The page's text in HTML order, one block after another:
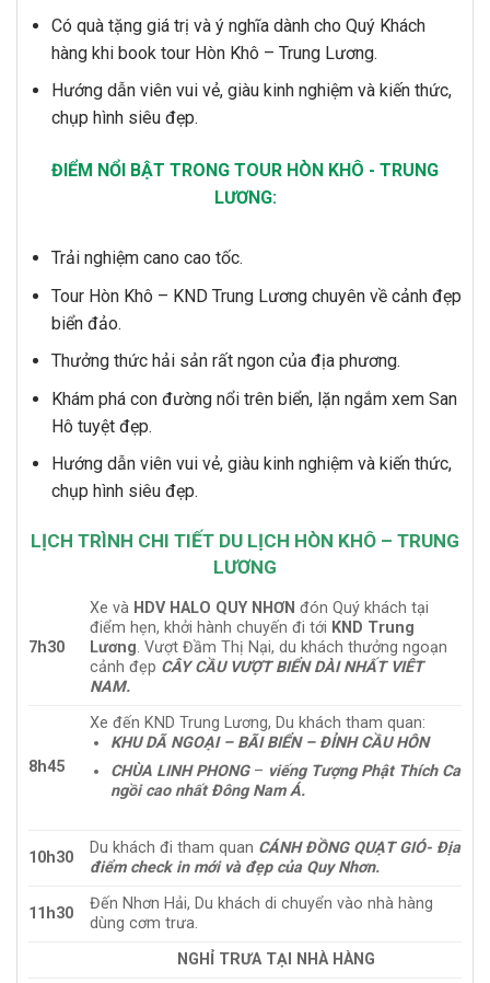
Có quà tặng giá trị và ý nghĩa dành cho Quý Khách
hàng khi book tour Hòn Khô – Trung Lương.
Hướng dẫn viên vui vẻ, giàu kinh nghiệm và kiến thức,
chụp hình siêu đẹp.
ĐIỂM NỔI BẬT TRONG TOUR HÒN KHÔ - TRUNG
LƯƠNG:
Trải nghiệm cano cao tốc.
Tour Hòn Khô – KND Trung Lương chuyên về cảnh đẹp
biển đảo.
Thưởng thức hải sản rất ngon của địa phương.
Khám phá con đường nổi trên biển, lặn ngắm xem San
Hô tuyệt đẹp.
Hướng dẫn viên vui vẻ, giàu kinh nghiệm và kiến thức,
chụp hình siêu đẹp.
LỊCH TRÌNH CHI TIẾT DU LỊCH HÒN KHÔ – TRUNG
LƯƠNG
7h30
Xe và HDV HALO QUY NHƠN đón Quý khách tại
điểm hẹn, khởi hành chuyến đi tới KND Trung
Lương. Vượt Đầm Thị Nại, du khách thưởng ngoạn
cảnh đẹp CÂY CẦU VƯỢT BIỂN DÀI NHẤT VIÊT
NAM.
8h45
Xe đến KND Trung Lương, Du khách tham quan:
KHU DÃ NGOẠI – BÃI BIỂN – ĐỈNH CẦU HÔN
CHÙA LINH PHONG– viếng Tượng Phật Thích Ca
ngồi cao nhất Đông Nam Á.
10h30
Du khách đi tham quan CÁNH ĐỒNG QUẠT GIÓ- Địa
điểm check in mới và đẹp của Quy Nhơn.
11h30
Đến Nhơn Hải, Du khách di chuyển vào nhà hàng
dùng cơm trưa.
NGHỈ TRƯA TẠI NHÀ HÀNG